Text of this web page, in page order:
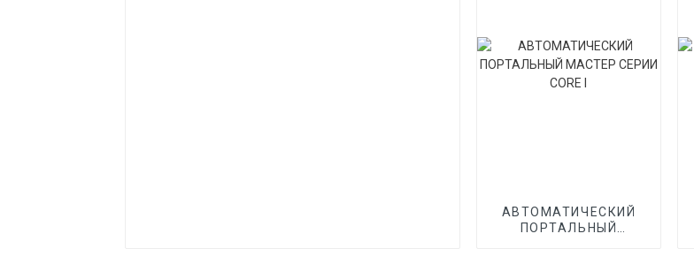
АВТОМАТИЧЕСКИЙ
ПОРТАЛЬНЫЙ